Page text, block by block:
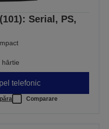
Serial, PS,
hârtie
telefonic
Comparare